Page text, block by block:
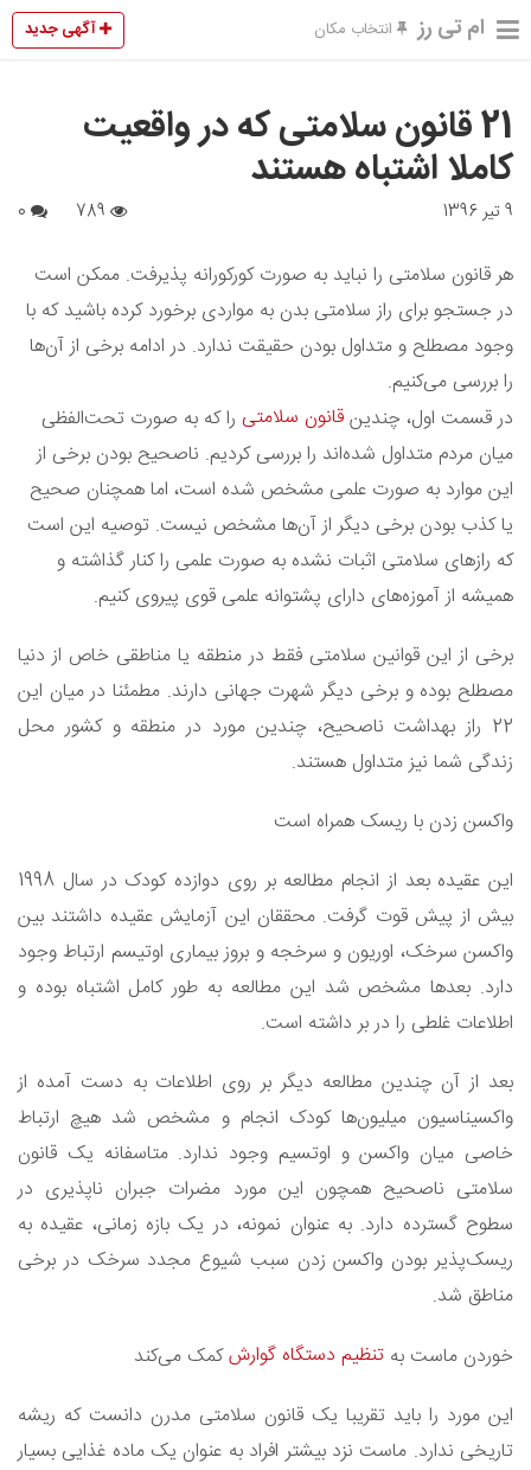
ام تی رز انتخاب مکان آگهی جدید
21 قانون سلامتی که در واقعیت
کاملا اشتباه هستند
9 تیر 1396
هر قانون سلامتی را نباید به صورت کورکورانه پذیرفت. ممکن است
در جستجو برای راز سلامتی بدن به مواردی برخورد کرده باشید که با
وجود مصطلح و متداول بودن حقیقت ندارد. در ادامه برخی از آن‌ها
را بررسی می‌کنیم.
در قسمت اول، چندینقانون سلامتی را که به صورت تحت‌الفظی
میان مردم متداول شده‌اند را بررسی کردیم. ناصحیح بودن برخی از
این موارد به صورت علمی مشخص شده است، اما همچنان صحیح
یا کذب بودن برخی دیگر از آن‌ها مشخص نیست. توصیه این است
که رازهای سلامتی اثبات نشده به صورت علمی را کنار گذاشته و
همیشه از آموزه‌های دارای پشتوانه علمی قوی پیروی کنیم.
برخی از این قوانین سلامتی فقط در منطقه‌ یا مناطقی خاص از دنیا
مصطلح بوده و برخی دیگر شهرت جهانی دارند. مطمئنا در میان این
22 راز بهداشت ناصحیح، چندین مورد در منطقه و کشور محل
زندگی شما نیز متداول هستند.
واکسن زدن با ریسک همراه است
این عقیده بعد از انجام مطالعه بر روی دوازده کودک در سال 1998
بیش از پیش قوت گرفت. محققان این آزمایش عقیده داشتند بین
واکسن سرخک، اوریون و سرخجه و بروز بیماری اوتیسم ارتباط وجود
دارد. بعدها مشخص شد این مطالعه به طور کامل اشتباه بوده و
اطلاعات غلطی را در بر داشته است.
بعد از آن چندین مطالعه دیگر بر روی اطلاعات به دست آمده از
واکسیناسیون میلیون‌ها کودک انجام و مشخص شد هیچ ارتباط
خاصی میان واکسن و اوتسیم وجود ندارد. متاسفانه یک قانون
سلامتی ناصحیح همچون این مورد مضرات جبران ناپذیری در
سطوح گسترده دارد. به عنوان نمونه، در یک بازه زمانی، عقیده به
ریسک‌پذیر بودن واکسن زدن سبب شیوع مجدد سرخک در برخی
مناطق شد.
خوردن ماست به تنظیم دستگاه گوارشکمک می‌کند
این مورد را باید تقریبا یک قانون سلامتی مدرن دانست که ریشه
تاریخی ندارد. ماست نزد بیشتر افراد به عنوان یک ماده غذایی بسیار